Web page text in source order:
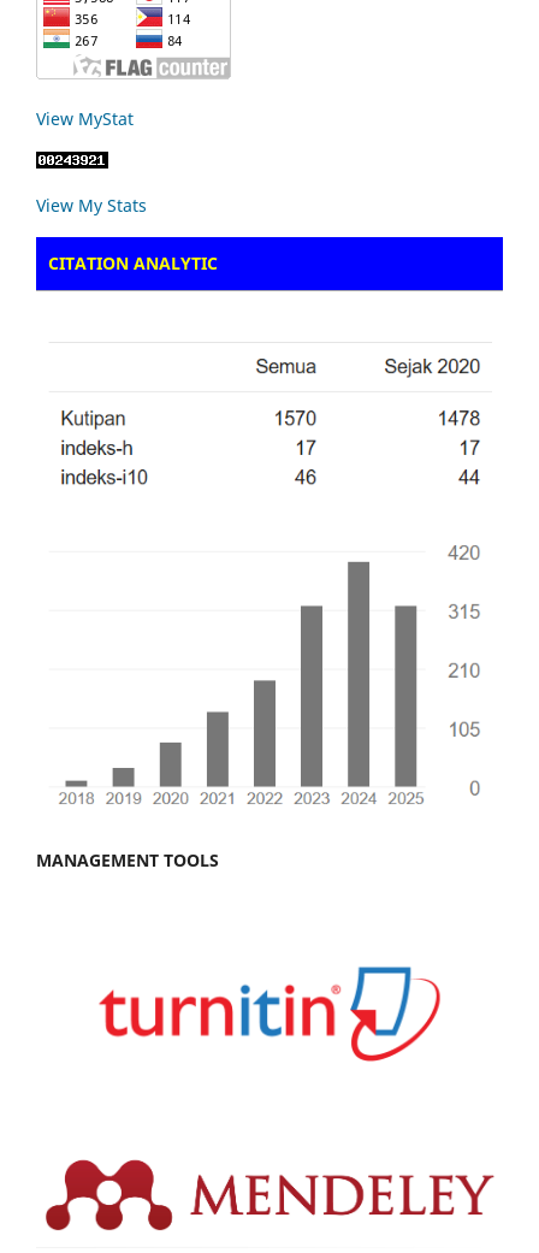
View MyStat
View My Stats
CITATION ANALYTIC
MANAGEMENT TOOLS